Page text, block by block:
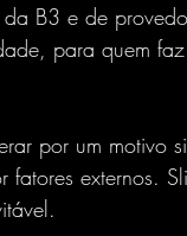
B3 e de
para quem
por um motivo
fatores externos.